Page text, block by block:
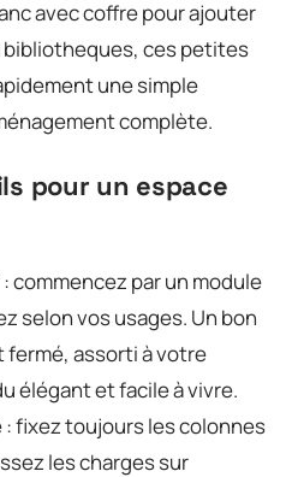
avec coffre pour ajouter
bibliotheques, ces petites
une simple
complète.
pour un espace
commencez par un module
selon vos usages. Un bon
assorti à votre
élégant et facile à vivre.
: fixez toujours les colonnes
les charges sur